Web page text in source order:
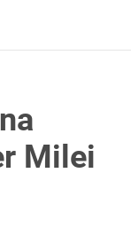
Milei